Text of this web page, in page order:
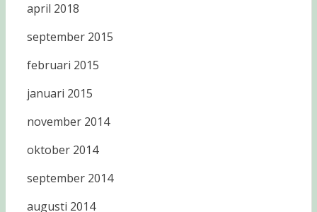
april 2018
september 2015
februari 2015
januari 2015
november 2014
oktober 2014
september 2014
augusti 2014